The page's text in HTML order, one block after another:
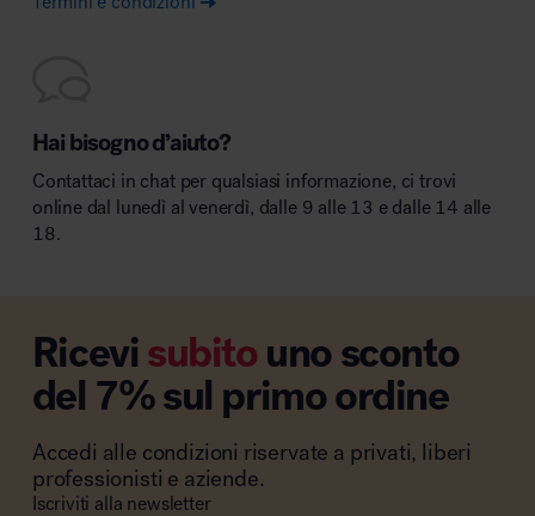
Hai bisogno d’aiuto?
Contattaci in chat per qualsiasi informazione, ci trovi
online dal lunedì al venerdì, dalle 9 alle 13 e dalle 14 alle
18.
Ricevisubitouno sconto
del 7% sul primo ordine
Accedi alle condizioni riservate a privati, liberi
professionisti e aziende.
Iscriviti alla newsletter